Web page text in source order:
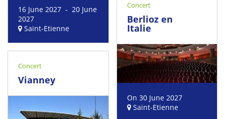
16 June 2027 - 20 June
2027
Saint-Etienne
Concert
Berlioz en
Italie
On 30 June 2027
Saint-Etienne
Concert
Vianney